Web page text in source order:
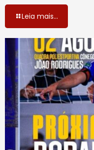
Leia mais...